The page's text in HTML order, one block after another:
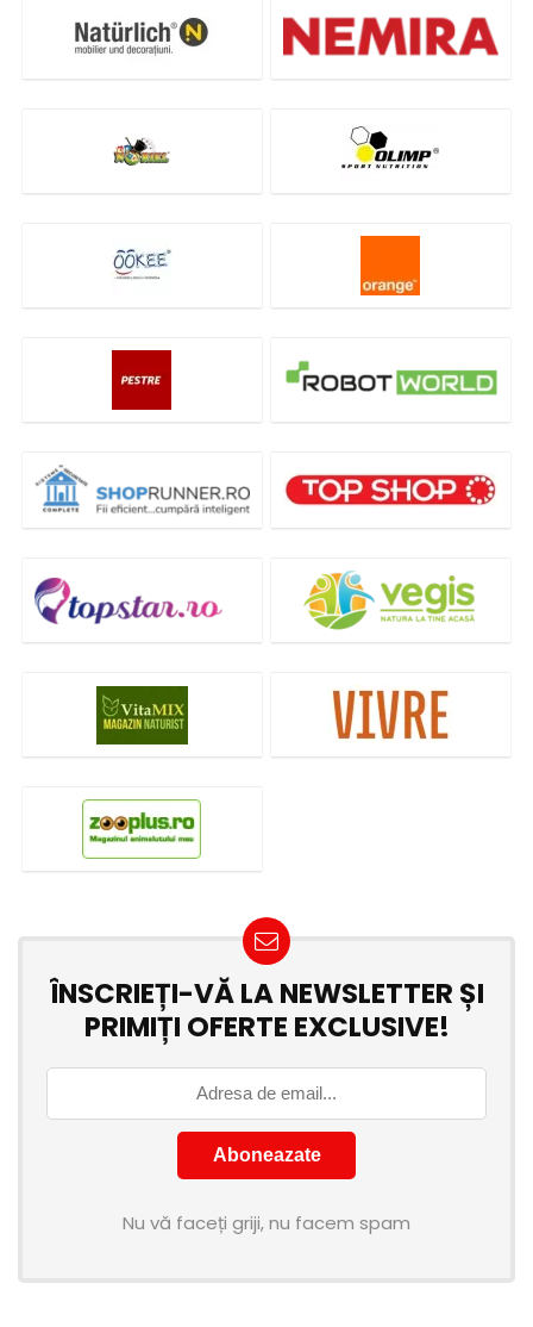
ÎNSCRIEȚI-VĂ LA NEWSLETTER ȘI
PRIMIȚI OFERTE EXCLUSIVE!
Nu vă faceți griji, nu facem spam